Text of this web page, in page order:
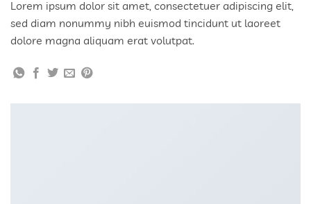
Lorem ipsum dolor sit amet, consectetuer adipiscing elit,
sed diam nonummy nibh euismod tincidunt ut laoreet
dolore magna aliquam erat volutpat.